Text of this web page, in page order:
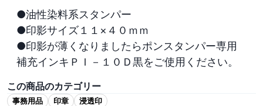
●油性染料系スタンパー
●印影サイズ１１×４０ｍｍ
●印影が薄くなりましたらポンスタンパー専用
補充インキＰＩ－１０Ｄ黒をご使用ください。
この商品のカテゴリー
事務用品 印章 浸透印